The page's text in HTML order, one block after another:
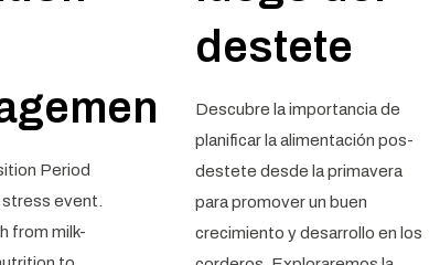
Period
stress event.
from milk-
destete
Descubre la importancia de
planificar la alimentación pos-
destete desde la primavera
para promover un buen
crecimiento y desarrollo en los